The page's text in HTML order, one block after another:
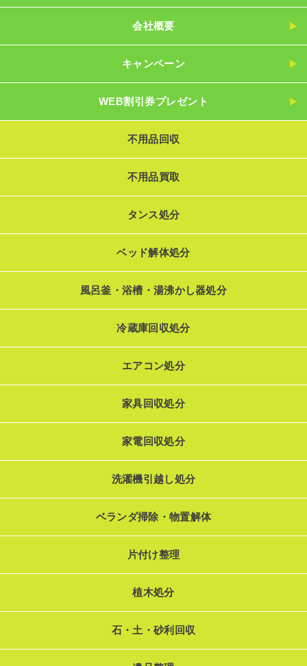
会社概要
キャンペーン
WEB割引券プレゼント
不用品回収
不用品買取
タンス処分
ベッド解体処分
風呂釜・浴槽・湯沸かし器処分
冷蔵庫回収処分
エアコン処分
家具回収処分
家電回収処分
洗濯機引越し処分
ベランダ掃除・物置解体
片付け整理
植木処分
石・土・砂利回収